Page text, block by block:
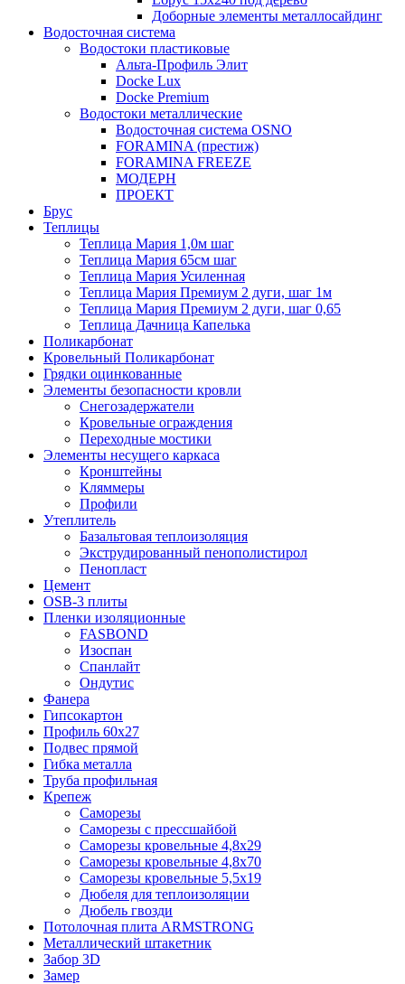
Доборные элементы металлосайдинг
Водосточная система
Водостоки пластиковые
Альта-Профиль Элит
Docke Lux
Docke Premium
Водостоки металлические
Водосточная система OSNO
FORAMINA (престиж)
FORAMINA FREEZE
МОДЕРН
ПРОЕКТ
Брус
Теплицы
Теплица Мария 1,0м шаг
Теплица Мария 65см шаг
Теплица Мария Усиленная
Теплица Мария Премиум 2 дуги, шаг 1м
Теплица Мария Премиум 2 дуги, шаг 0,65
Теплица Дачница Капелька
Поликарбонат
Кровельный Поликарбонат
Грядки оцинкованные
Элементы безопасности кровли
Снегозадержатели
Кровельные ограждения
Переходные мостики
Элементы несущего каркаса
Кронштейны
Кляммеры
Профили
Утеплитель
Базальтовая теплоизоляция
Экструдированный пенополистирол
Пенопласт
Цемент
OSB-3 плиты
Пленки изоляционные
FASBOND
Изоспан
Спанлайт
Ондутис
Фанера
Гипсокартон
Профиль 60х27
Подвес прямой
Гибка металла
Труба профильная
Крепеж
Саморезы
Саморезы с прессшайбой
Саморезы кровельные 4,8х29
Саморезы кровельные 4,8х70
Саморезы кровельные 5,5х19
Дюбеля для теплоизоляции
Дюбель гвозди
Потолочная плита ARMSTRONG
Металлический штакетник
Забор 3D
Замер